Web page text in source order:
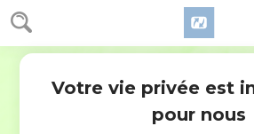
Votre vie privée est
pour nous